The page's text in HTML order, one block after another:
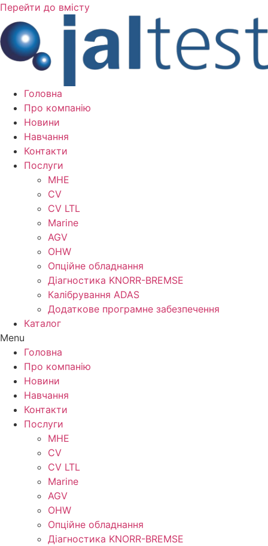
Перейти до вмісту
Головна
Про компанію
Новини
Навчання
Контакти
Послуги
MHE
CV
CV LTL
Marine
AGV
OHW
Опційне обладнання
Діагностика KNORR-BREMSE
Калібрування ADAS
Додаткове програмне забезпечення
Каталог
Menu
Головна
Про компанію
Новини
Навчання
Контакти
Послуги
MHE
CV
CV LTL
Marine
AGV
OHW
Опційне обладнання
Діагностика KNORR-BREMSE